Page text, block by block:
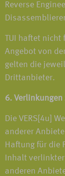
Reverse
TUI haftet nicht
Angebot von
gelten die
Drittanbieter.
6.
Die VERS[4u]
anderer
Haftung für die
Inhalt
anderen